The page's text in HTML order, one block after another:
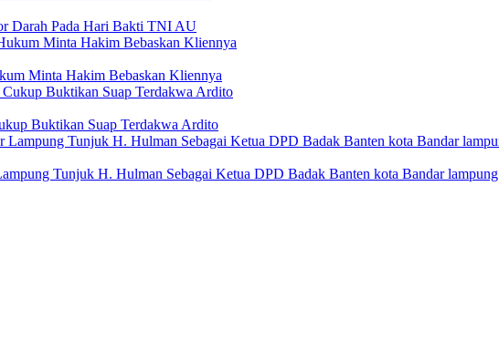
Darah Pada Hari Bakti TNI AU
Minta Hakim Bebaskan Kliennya
Buktikan Suap Terdakwa Ardito
Tunjuk H. Hulman Sebagai Ketua DPD Badak Banten kota Bandar lampung